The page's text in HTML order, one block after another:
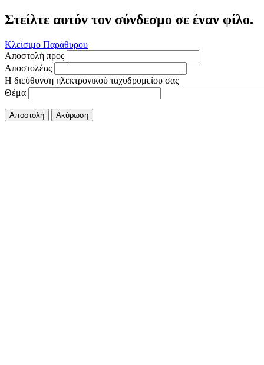
Στείλτε αυτόν τον σύνδεσμο σε έναν φίλο.
Κλείσιμο Παράθυρου
Αποστολή προς
Αποστολέας
Η διεύθυνση ηλεκτρονικού ταχυδρομείου σας
Θέμα
Αποστολή Ακύρωση